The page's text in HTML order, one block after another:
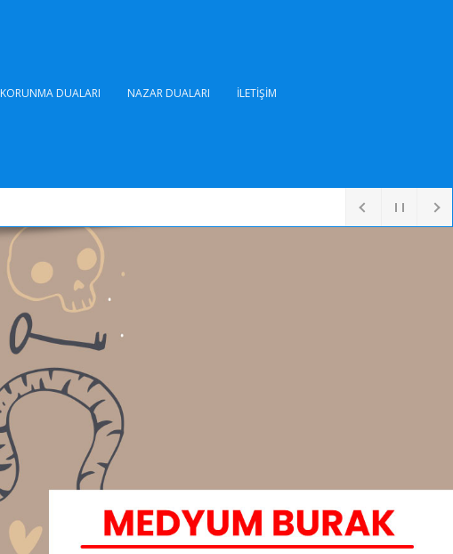
KORUNMA DUALARI NAZAR DUALARI İLETIŞIM